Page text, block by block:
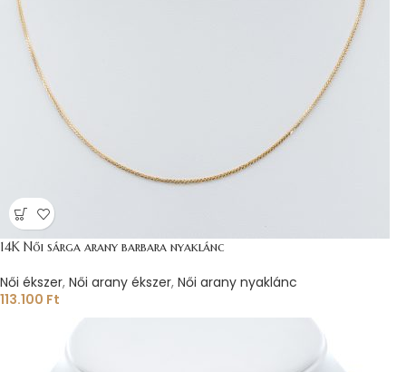
14K Női sárga arany barbara nyaklánc
Női ékszer, Női arany ékszer, Női arany nyaklánc
113.100 Ft